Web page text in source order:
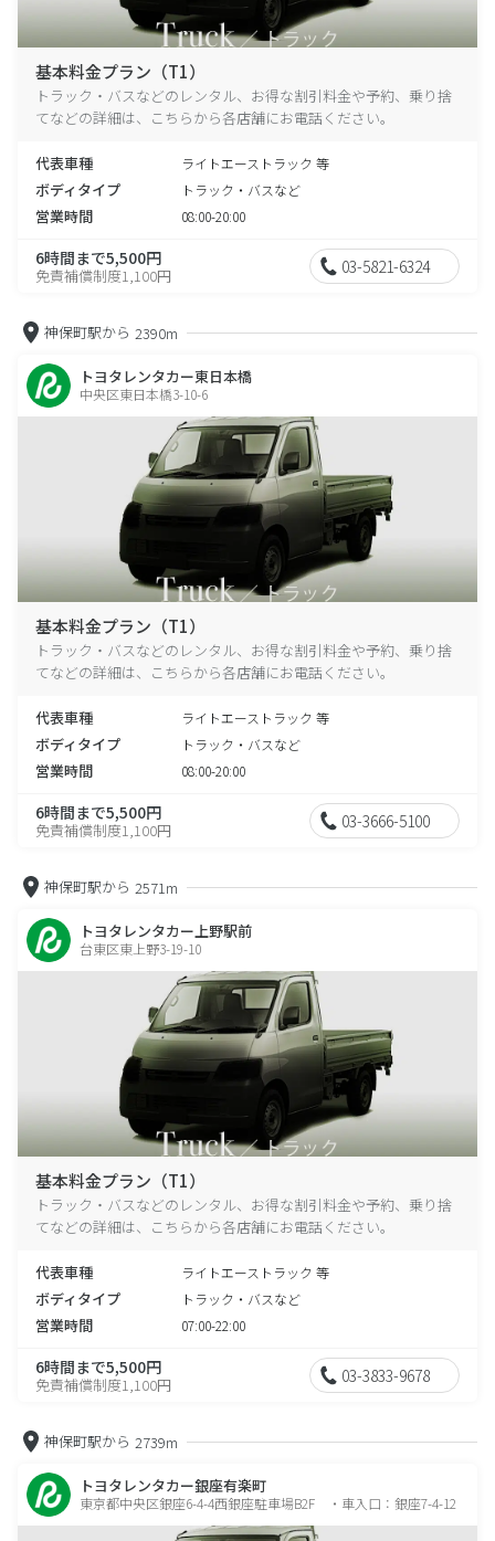
基本料金プラン（T1）
トラック・バスなどのレンタル、お得な割引料金や予約、乗り捨
てなどの詳細は、こちらから各店舗にお電話ください。
代表車種 ライトエーストラック 等
ボディタイプ トラック・バスなど
営業時間 08:00-20:00
6時間まで5,500円
免責補償制度1,100円 03-5821-6324
神保町駅から 2390m
トヨタレンタカー東日本橋
中央区東日本橋3-10-6
基本料金プラン（T1）
トラック・バスなどのレンタル、お得な割引料金や予約、乗り捨
てなどの詳細は、こちらから各店舗にお電話ください。
代表車種 ライトエーストラック 等
ボディタイプ トラック・バスなど
営業時間 08:00-20:00
6時間まで5,500円
免責補償制度1,100円 03-3666-5100
神保町駅から 2571m
トヨタレンタカー上野駅前
台東区東上野3-19-10
基本料金プラン（T1）
トラック・バスなどのレンタル、お得な割引料金や予約、乗り捨
てなどの詳細は、こちらから各店舗にお電話ください。
代表車種 ライトエーストラック 等
ボディタイプ トラック・バスなど
営業時間 07:00-22:00
6時間まで5,500円
免責補償制度1,100円 03-3833-9678
神保町駅から 2739m
トヨタレンタカー銀座有楽町
東京都中央区銀座6-4-4西銀座駐車場B2F ・車入口：銀座7-4-12